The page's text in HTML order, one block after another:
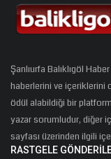
Şanlıurfa Balıklıgöl
haberlerini ve içeriklerini
ödül alabildiği bir
yazar sorumludur, diğer
sayfası üzerinden ilgili
RASTGELE